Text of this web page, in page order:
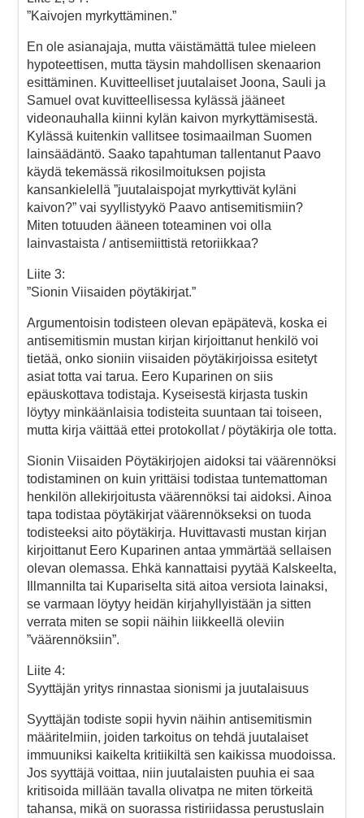
”Kaivojen myrkyttäminen.”
En ole asianajaja, mutta väistämättä tulee mieleen
hypoteettisen, mutta täysin mahdollisen skenaarion
esittäminen. Kuvitteelliset juutalaiset Joona, Sauli ja
Samuel ovat kuvitteellisessa kylässä jääneet
videonauhalla kiinni kylän kaivon myrkyttämisestä.
Kylässä kuitenkin vallitsee tosimaailman Suomen
lainsäädäntö. Saako tapahtuman tallentanut Paavo
käydä tekemässä rikosilmoituksen pojista
kansankielellä ”juutalaispojat myrkyttivät kyläni
kaivon?” vai syyllistyykö Paavo antisemitismiin?
Miten totuuden ääneen toteaminen voi olla
lainvastaista / antisemiittistä retoriikkaa?
Liite 3:
”Sionin Viisaiden pöytäkirjat.”
Argumentoisin todisteen olevan epäpätevä, koska ei
antisemitismin mustan kirjan kirjoittanut henkilö voi
tietää, onko sioniin viisaiden pöytäkirjoissa esitetyt
asiat totta vai tarua. Eero Kuparinen on siis
epäuskottava todistaja. Kyseisestä kirjasta tuskin
löytyy minkäänlaisia todisteita suuntaan tai toiseen,
mutta kirja väittää ettei protokollat / pöytäkirja ole totta.
Sionin Viisaiden Pöytäkirjojen aidoksi tai väärennöksi
todistaminen on kuin yrittäisi todistaa tuntemattoman
henkilön allekirjoitusta väärennöksi tai aidoksi. Ainoa
tapa todistaa pöytäkirjat väärennökseksi on tuoda
todisteeksi aito pöytäkirja. Huvittavasti mustan kirjan
kirjoittanut Eero Kuparinen antaa ymmärtää sellaisen
olevan olemassa. Ehkä kannattaisi pyytää Kalskeelta,
Illmannilta tai Kupariselta sitä aitoa versiota lainaksi,
se varmaan löytyy heidän kirjahyllyistään ja sitten
verrata miten se sopii näihin liikkeellä oleviin
”väärennöksiin”.
Liite 4:
Syyttäjän yritys rinnastaa sionismi ja juutalaisuus
Syyttäjän todiste sopii hyvin näihin antisemitismin
määritelmiin, joiden tarkoitus on tehdä juutalaiset
immuuniksi kaikelta kritiikiltä sen kaikissa muodoissa.
Jos syyttäjä voittaa, niin juutalaisten puuhia ei saa
kritisoida millään tavalla olivatpa ne miten törkeitä
tahansa, mikä on suorassa ristiriidassa perustuslain